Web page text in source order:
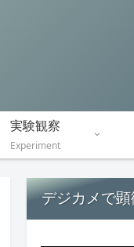
実験観察
Experiment
デジカメで顕